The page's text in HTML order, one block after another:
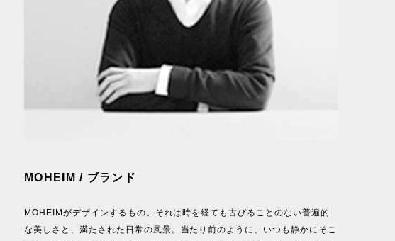
MOHEIM / ブランド
MOHEIMがデザインするもの。それは時を経ても古びることのない普遍的
な美しさと、満たされた日常の風景。当たり前のように、いつも静かにそこ